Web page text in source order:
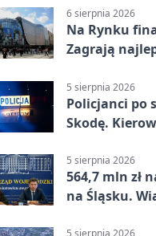
6 sierpnia 2026
Na Rynku
Zagrają
5 sierpnia 2026
Policjanci po
Skodę.
5 sierpnia 2026
564,7 mln zł
na Śląsku.
5 sierpnia 2026